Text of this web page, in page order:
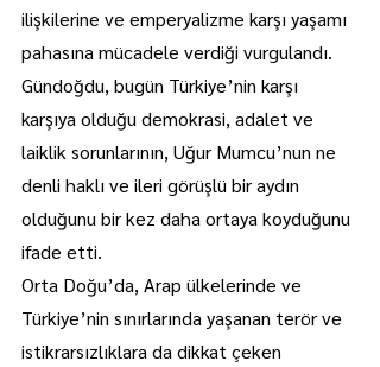
ilişkilerine ve emperyalizme karşı yaşamı
pahasına mücadele verdiği vurgulandı.
Gündoğdu, bugün Türkiye’nin karşı
karşıya olduğu demokrasi, adalet ve
laiklik sorunlarının, Uğur Mumcu’nun ne
denli haklı ve ileri görüşlü bir aydın
olduğunu bir kez daha ortaya koyduğunu
ifade etti.
Orta Doğu’da, Arap ülkelerinde ve
Türkiye’nin sınırlarında yaşanan terör ve
istikrarsızlıklara da dikkat çeken